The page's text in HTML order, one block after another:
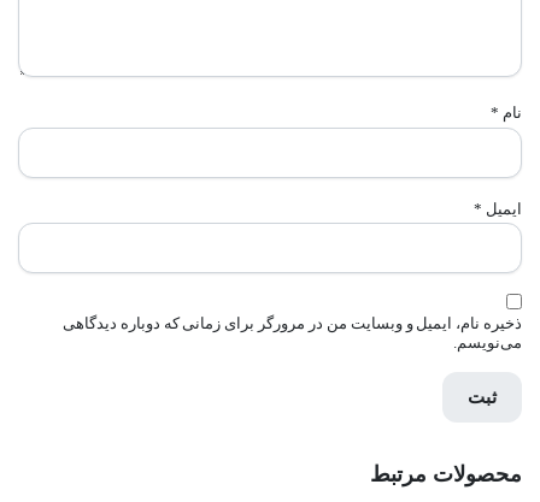
نام *
ایمیل *
ذخیره نام، ایمیل و وبسایت من در مرورگر برای زمانی که دوباره دیدگاهی
می‌نویسم.
محصولات مرتبط